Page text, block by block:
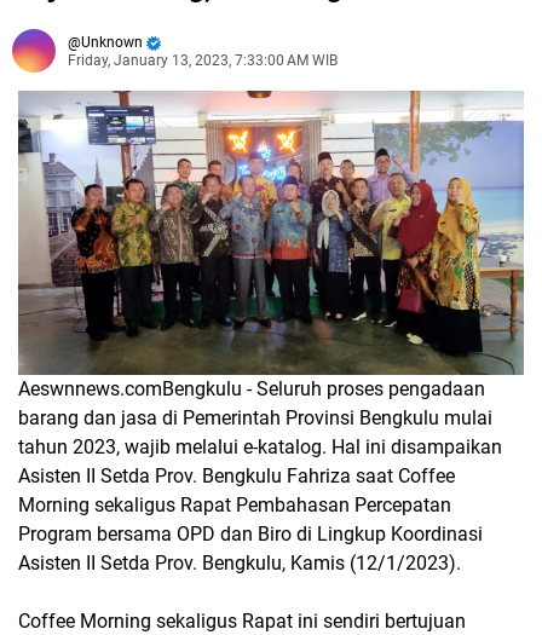
Unknown
Friday, January 13, 2023, 7:33:00 AM WIB
Aeswnnews.comBengkulu - Seluruh proses pengadaan
barang dan jasa di Pemerintah Provinsi Bengkulu mulai
tahun 2023, wajib melalui e-katalog. Hal ini disampaikan
Asisten II Setda Prov. Bengkulu Fahriza saat Coffee
Morning sekaligus Rapat Pembahasan Percepatan
Program bersama OPD dan Biro di Lingkup Koordinasi
Asisten II Setda Prov. Bengkulu, Kamis (12/1/2023).
Coffee Morning sekaligus Rapat ini sendiri bertujuan